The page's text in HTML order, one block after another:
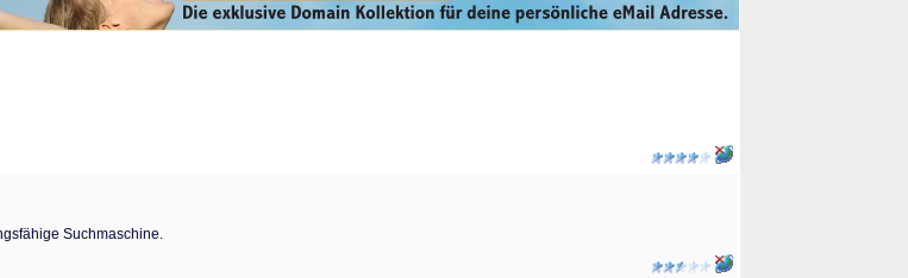
Suchmaschine.